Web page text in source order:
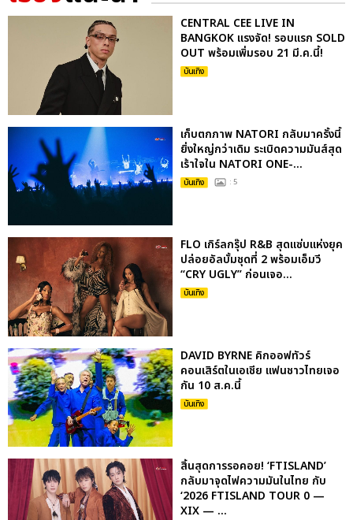
CENTRAL CEE LIVE IN
BANGKOK แรงจัด! รอบแรก SOLD
OUT พร้อมเพิ่มรอบ 21 มี.ค.นี้!
บันเทิง
เก็บตกภาพ NATORI กลับมาครั้งนี้
ยิ่งใหญ่กว่าเดิม ระเบิดความมันส์สุด
เร้าใจใน NATORI ONE-...
บันเทิง : 5
FLO เกิร์ลกรุ๊ป R&B สุดแซ่บแห่งยุค
ปล่อยอัลบั้มชุดที่ 2 พร้อมเอ็มวี
“CRY UGLY” ก่อนเจอ...
บันเทิง
DAVID BYRNE คิกออฟทัวร์
คอนเสิร์ตในเอเชีย แฟนชาวไทยเจอ
กัน 10 ส.ค.นี้
บันเทิง
สิ้นสุดการรอคอย! ‘FTISLAND’
กลับมาจุดไฟความมันในไทย กับ
‘2026 FTISLAND TOUR 0 —
XIX — ...